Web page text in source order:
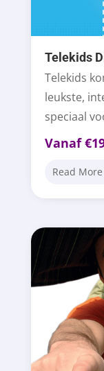
Telekids
Telekids
leukste,
speciaal
Vanaf
Read More